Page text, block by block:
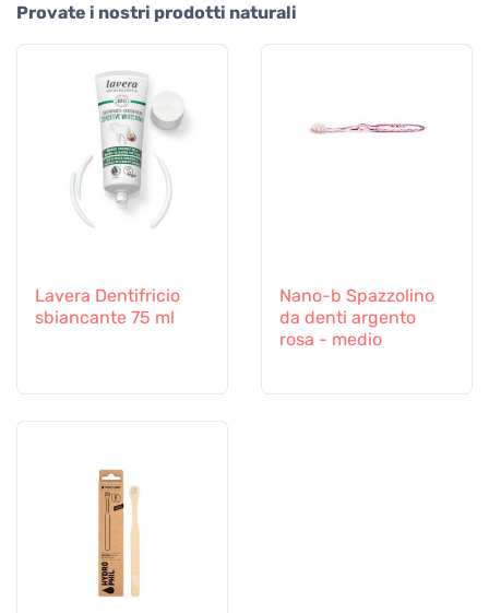
Provate i nostri prodotti naturali
Lavera Dentifricio
sbiancante 75 ml
Nano-b Spazzolino
da denti argento
rosa - medio